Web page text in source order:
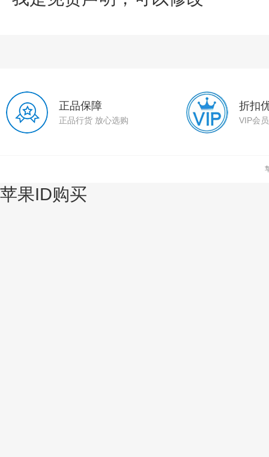
正品保障
正品行货 放心选购
折扣
VIP会
苹果ID购买